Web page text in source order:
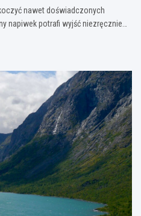
nawet doświadczonych
napiwek potrafi wyjść niezręcznie…